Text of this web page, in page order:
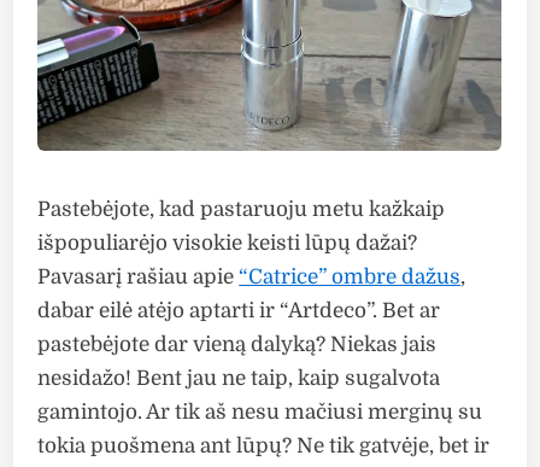
Pastebėjote, kad pastaruoju metu kažkaip
išpopuliarėjo visokie keisti lūpų dažai?
Pavasarį rašiau apie“Catrice” ombre dažus,
dabar eilė atėjo aptarti ir “Artdeco”. Bet ar
pastebėjote dar vieną dalyką? Niekas jais
nesidažo! Bent jau ne taip, kaip sugalvota
gamintojo. Ar tik aš nesu mačiusi merginų su
tokia puošmena ant lūpų? Ne tik gatvėje, bet ir